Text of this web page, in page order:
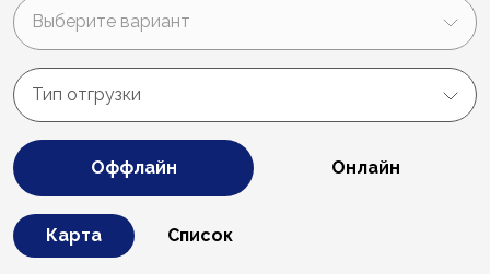
Выберите вариант
Тип отгрузки
Оффлайн Онлайн
Карта Список